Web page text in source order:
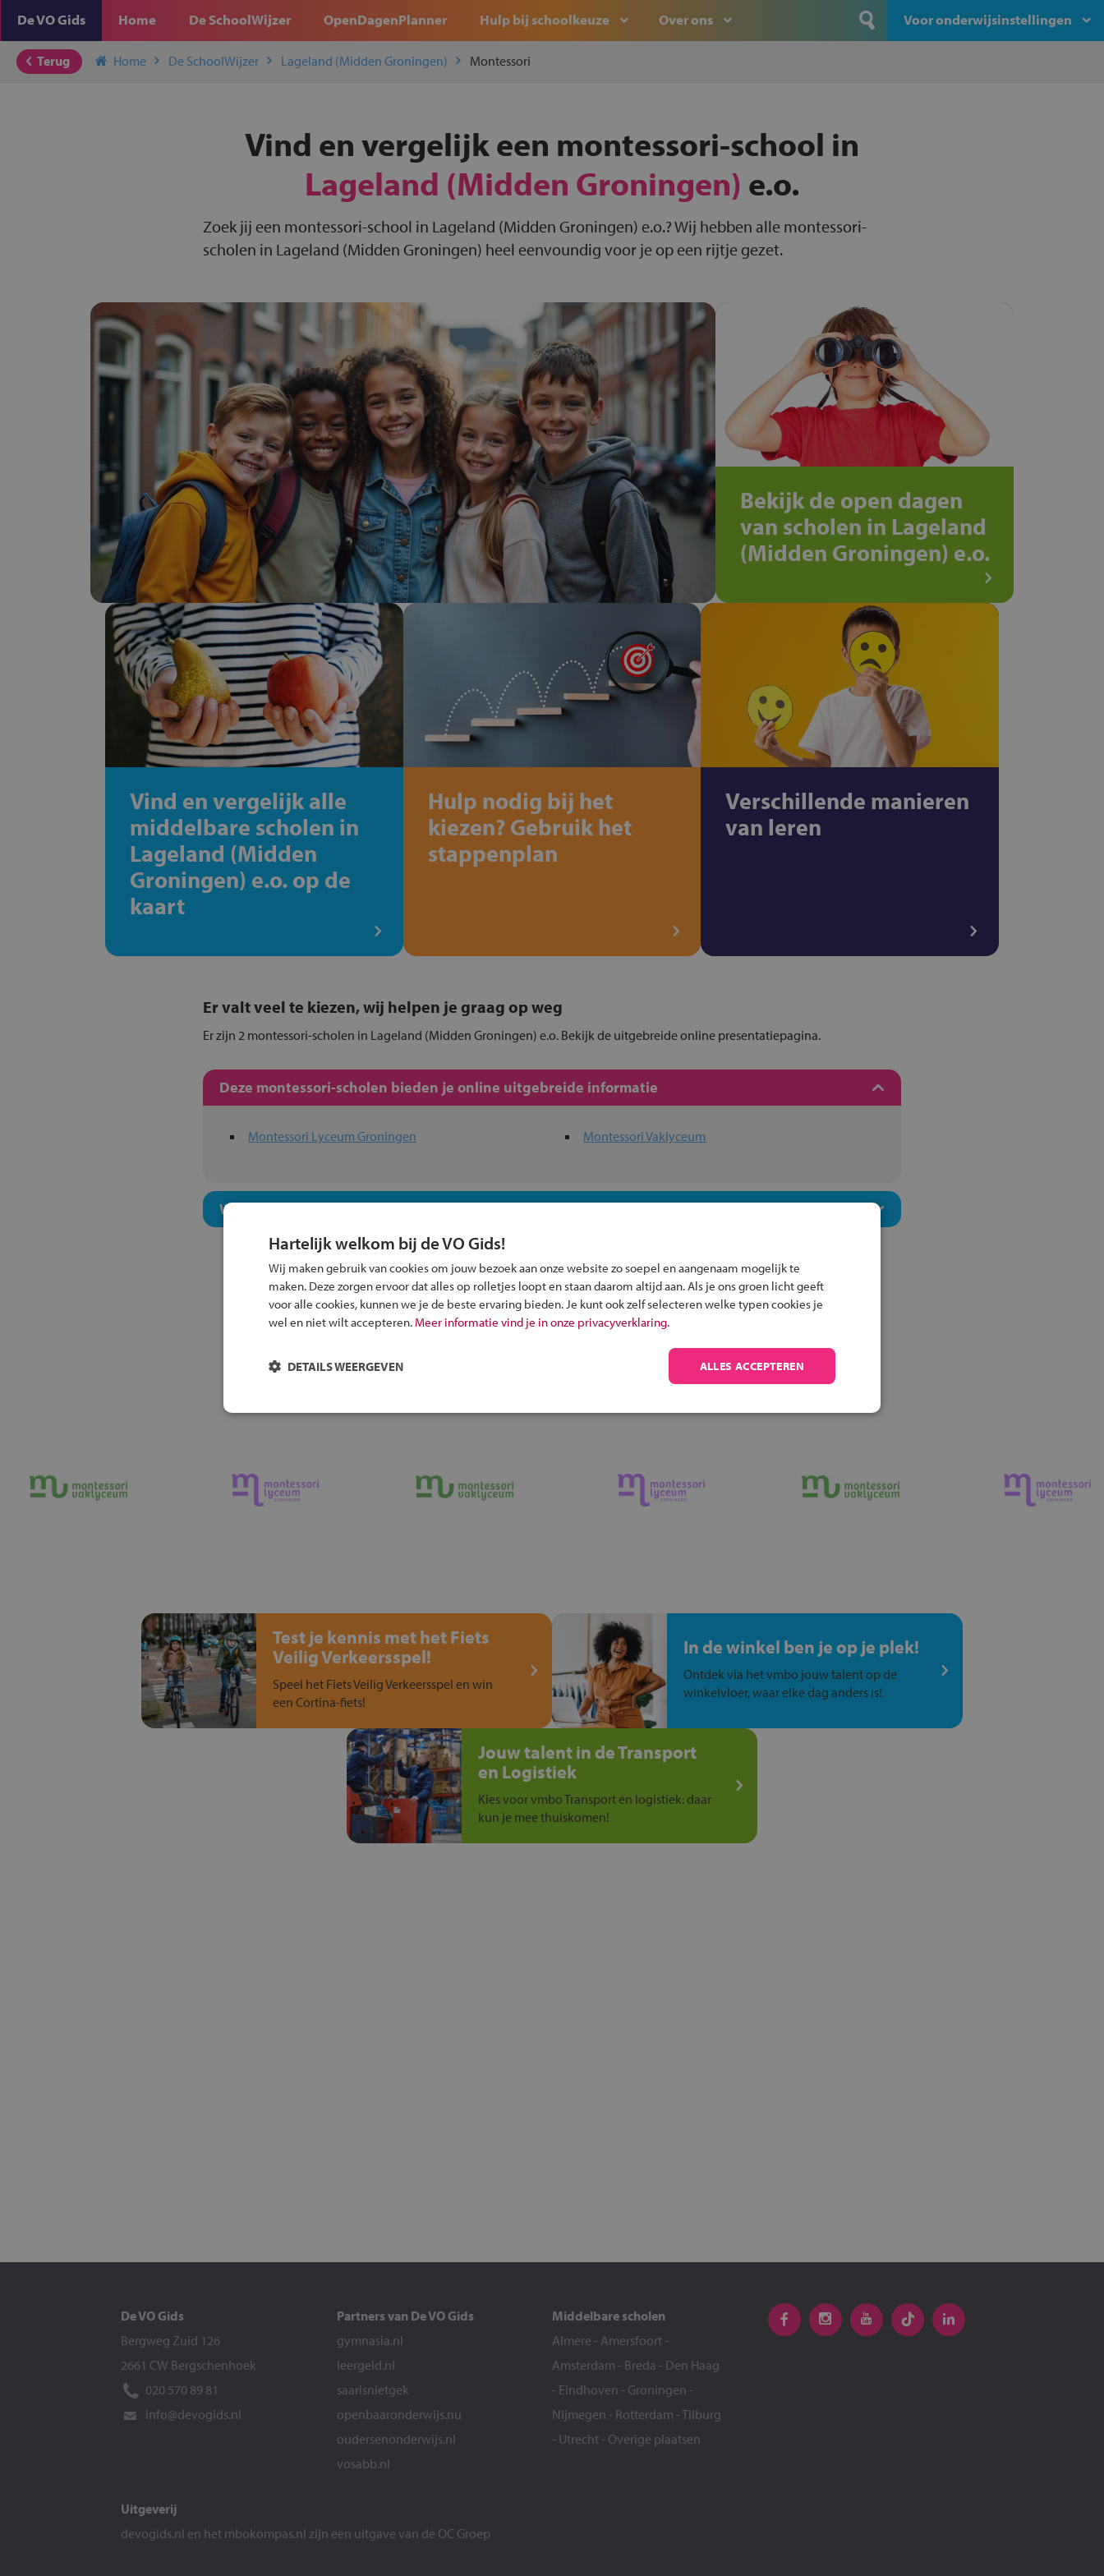
De VO Gids Home De SchoolWijzer OpenDagenPlanner Hulp bij schoolkeuze Over ons Voor onderwijsinstellingen
Terug Home De SchoolWijzer Lageland (Midden Groningen) Montessori
Vind en vergelijk een montessori-school in
Lageland (Midden Groningen) e.o.
Zoek jij een montessori-school in Lageland (Midden Groningen) e.o.? Wij hebben alle montessori-
scholen in Lageland (Midden Groningen) heel eenvoundig voor je op een rijtje gezet.
Bekijk de open dagen
van scholen in Lageland
(Midden Groningen) e.o.
Vind en vergelijk alle
middelbare scholen in
Lageland (Midden
Groningen) e.o. op de
kaart
Hulp nodig bij het
kiezen? Gebruik het
stappenplan
Verschillende manieren
van leren
Er valt veel te kiezen, wij helpen je graag op weg
Er zijn 2 montessori-scholen in Lageland (Midden Groningen) e.o. Bekijk de uitgebreide online presentatiepagina.
Deze montessori-scholen bieden je online uitgebreide informatie
Montessori Lyceum Groningen Montessori Vaklyceum
Welk niveau past bij jou?
Inschrijven?
Alle informatie om je kind aan te melden bij
Test je kennis met het Fiets
Veilig Verkeersspel!
Speel het Fiets Veilig Verkeersspel en win
een Cortina-fiets!
In de winkel ben je op je plek!
Ontdek via het vmbo jouw talent op de
winkelvloer, waar elke dag anders is!
Jouw talent in de Transport
en Logistiek
Kies voor vmbo Transport en logistiek: daar
kun je mee thuiskomen!
De VO Gids
Bergweg Zuid 126
2661 CW Bergschenhoek
020 570 89 81
info@devogids.nl
Partners van De VO Gids
gymnasia.nl
leergeld.nl
saarisnietgek
openbaaronderwijs.nu
oudersenonderwijs.nl
vosabb.nl
Middelbare scholen
Almere - Amersfoort -
Amsterdam - Breda - Den Haag
- Eindhoven - Groningen -
Nijmegen - Rotterdam -Tilburg
- Utrecht - Overige plaatsen
Uitgeverij
devogids.nl en het mbokompas.nl zijn een uitgave van de OC Groep
Hartelijk welkom bij de VO Gids!
Wij maken gebruik van cookies om jouw bezoek aan onze website zo soepel en aangenaam mogelijk te
maken. Deze zorgen ervoor dat alles op rolletjes loopt en staan daarom altijd aan. Als je ons groen licht geeft
voor alle cookies, kunnen we je de beste ervaring bieden. Je kunt ook zelf selecteren welke typen cookies je
wel en niet wilt accepteren. Meer informatie vind je in onze privacyverklaring.
ALLES ACCEPTEREN
DETAILS WEERGEVEN